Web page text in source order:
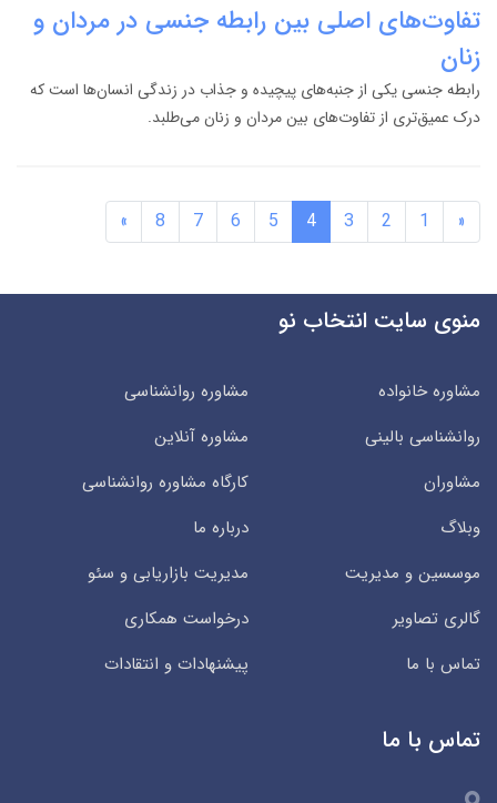
تفاوت‌های اصلی بین رابطه جنسی در مردان و
زنان
رابطه جنسی یکی از جنبه‌های پیچیده و جذاب در زندگی انسان‌ها است که
درک عمیق‌تری از تفاوت‌های بین مردان و زنان می‌طلبد.
«
1
2
3
4
5
6
7
8
»
منوی سایت انتخاب نو
مشاوره خانواده
مشاوره روانشناسی
روانشناسی بالینی
مشاوره آنلاین
مشاوران
کارگاه مشاوره روانشناسی
وبلاگ
درباره ما
موسسین و مدیریت
مدیریت بازاریابی و سئو
گالری تصاویر
درخواست همکاری
تماس با ما
پیشنهادات و انتقادات
تماس با ما